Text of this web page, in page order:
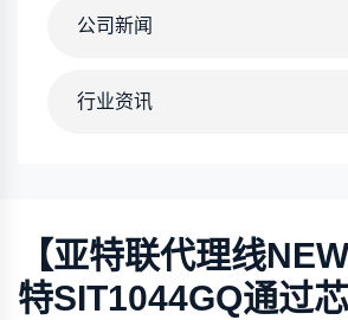
公司新闻
行业资讯
【亚特联代理线
特SIT1044GQ通过